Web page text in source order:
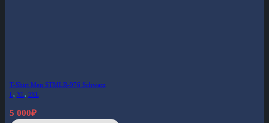
T-Shirt Men STMLR-976 Schwarz
L, XL, 2XL
5 000₽